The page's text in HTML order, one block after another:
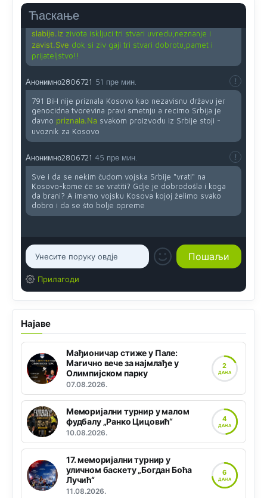
Ћаскање
Drzi pod kontrolom tri stvari jezik,karakter i
slabije.Iz zivota iskljuci tri stvari uvredu,neznanje i
zavist.Sve dok si ziv gaji tri stvari dobrotu,pamet i
prijateljstvo!!
Анонимно2806721 51 пре мин.
791 BiH nije priznala Kosovo kao nezavisnu državu jer
genocidna tvorevina pravi smetnju a recimo Srbija je
davno priznala.Nasvakom proizvodu iz Srbije stoji -
uvoznik za Kosovo
Анонимно2806721 45 пре мин.
Sve i da se nekim čudom vojska Srbije "vrati" na
Kosovo-kome će se vratiti? Gdje je dobrodošla i koga
da brani? A imamo vojsku Kosova kojoj želimo svako
dobro i da se što bolje opreme
Прилагоди
Најаве
Мађионичар стиже у Пале:
Магично вече за најмлађе у
Олимпијском парку
07.08.2026.
2
ДАНА
Меморијални турнир у малом
фудбалу „Ранко Цицовић“
10.08.2026.
4
ДАНА
17. меморијални турнир у
уличном баскету „Богдан Боћа
Лучић“
11.08.2026.
6
ДАНА